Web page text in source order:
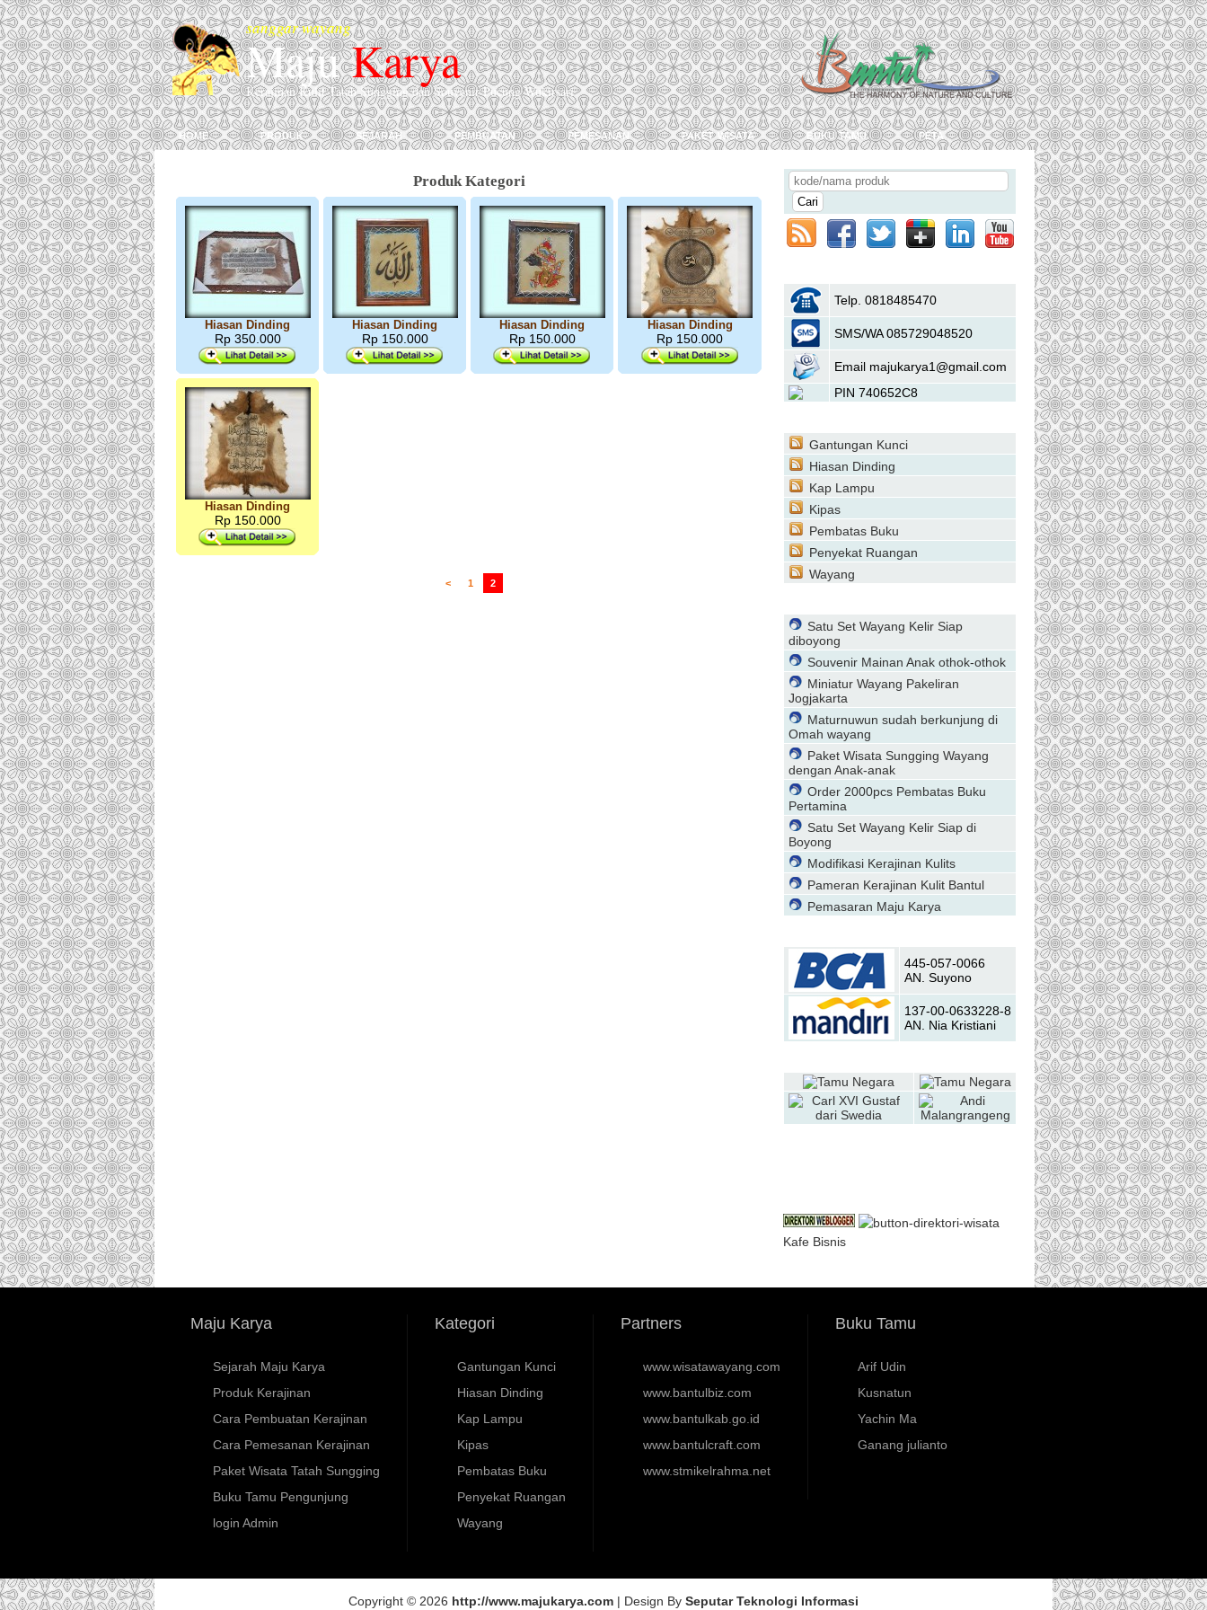
sanggar wayang
MajuKarya
Kerajinan Kulit Tatah Sungging dan Souvenir Pucung Wukirsari
home produk sejarah pembuatan pemesanan paket wisata buku tamu peta
Produk Kategori
Hiasan Dinding
Rp 350.000
Hiasan Dinding
Rp 150.000
Hiasan Dinding
Rp 150.000
Hiasan Dinding
Rp 150.000
Hiasan Dinding
Rp 150.000
< 1 2
Telp. 0818485470
SMS/WA 085729048520
Email majukarya1@gmail.com
PIN 740652C8
Gantungan Kunci
Hiasan Dinding
Kap Lampu
Kipas
Pembatas Buku
Penyekat Ruangan
Wayang
Satu Set Wayang Kelir Siap
diboyong
Souvenir Mainan Anak othok-othok
Miniatur Wayang Pakeliran
Jogjakarta
Maturnuwun sudah berkunjung di
Omah wayang
Paket Wisata Sungging Wayang
dengan Anak-anak
Order 2000pcs Pembatas Buku
Pertamina
Satu Set Wayang Kelir Siap di
Boyong
Modifikasi Kerajinan Kulits
Pameran Kerajinan Kulit Bantul
Pemasaran Maju Karya
445-057-0066
AN. Suyono
137-00-0633228-8
AN. Nia Kristiani
Kafe Bisnis
Maju Karya
Sejarah Maju Karya
Produk Kerajinan
Cara Pembuatan Kerajinan
Cara Pemesanan Kerajinan
Paket Wisata Tatah Sungging
Buku Tamu Pengunjung
login Admin
Kategori
Gantungan Kunci
Hiasan Dinding
Kap Lampu
Kipas
Pembatas Buku
Penyekat Ruangan
Wayang
Partners
www.wisatawayang.com
www.bantulbiz.com
www.bantulkab.go.id
www.bantulcraft.com
www.stmikelrahma.net
Buku Tamu
Arif Udin
Kusnatun
Yachin Ma
Ganang julianto
Copyright © 2026 http://www.majukarya.com | Design By Seputar Teknologi Informasi